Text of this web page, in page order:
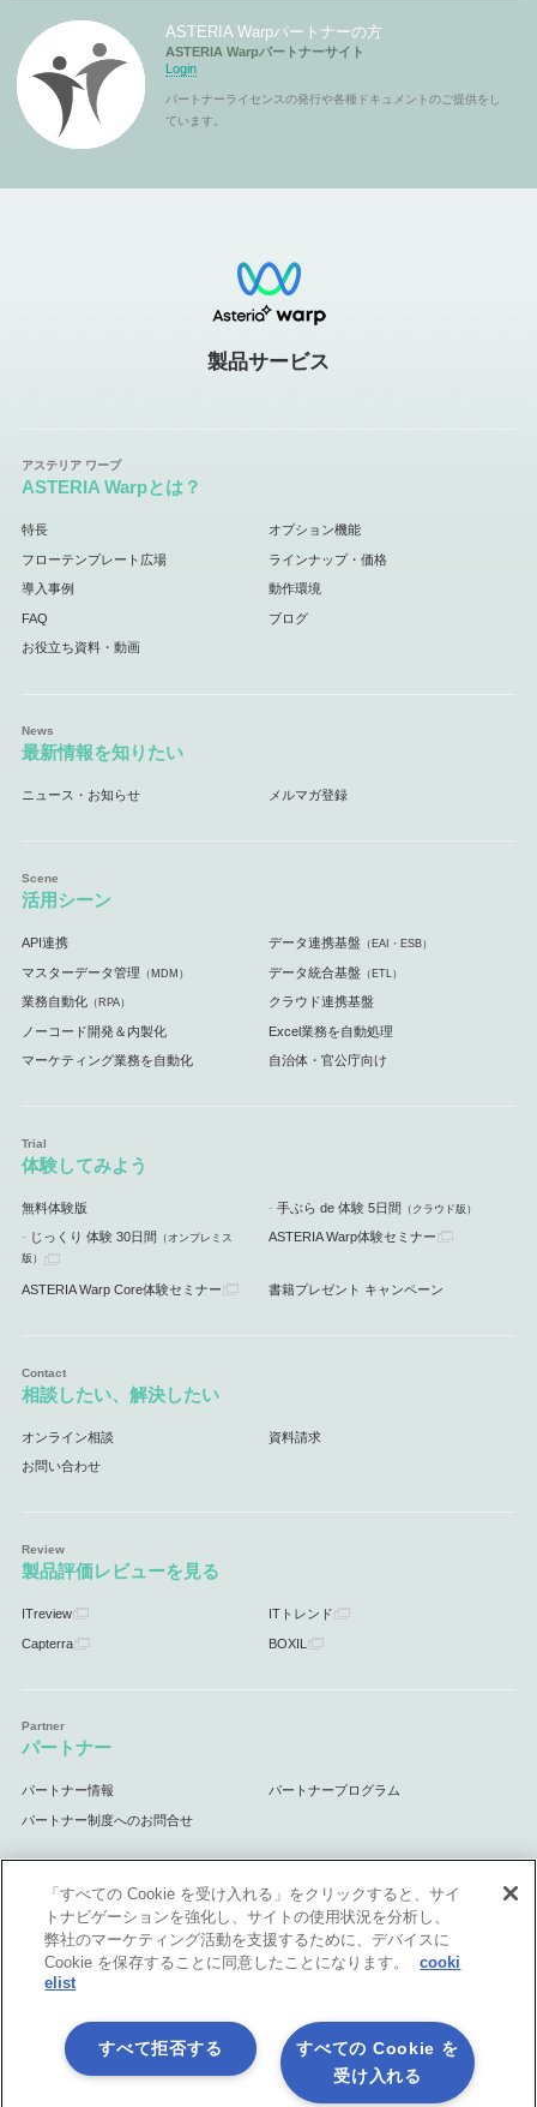
ASTERIA Warpパートナーの方
ASTERIA Warpパートナーサイト
Login
パートナーライセンスの発行や各種ドキュメントのご提供をし
ています。
製品サービス
ASTERIA Warpとは？
特長 オプション機能
フローテンプレート広場 ラインナップ・価格
導入事例 動作環境
FAQ ブログ
お役立ち資料・動画
最新情報を知りたい
ニュース・お知らせ メルマガ登録
活用シーン
API連携 データ連携基盤 （EAI・ESB）
マスターデータ管理 （MDM） データ統合基盤 （ETL）
業務自動化（RPA） クラウド連携基盤
ノーコード開発＆内製化 Excel業務を自動処理
マーケティング業務を自動化 自治体・官公庁向け
体験してみよう
無料体験版 手ぶら de 体験 5日間 （クラウド版）
じっくり 体験 30日間 （オンプレミス
版）
ASTERIA Warp体験セミナー
ASTERIA Warp Core体験セミナー 書籍プレゼント キャンペーン
相談したい、解決したい
オンライン相談 資料請求
お問い合わせ
製品評価レビューを見る
ITreview ITトレンド
Capterra BOXIL
パートナー
パートナー情報 パートナープログラム
パートナー制度へのお問合せ
サポート
サポート情報
「すべての Cookie を受け入れる」をクリックすると、サイ
トナビゲーションを強化し、サイトの使用状況を分析し、
弊社のマーケティング活動を支援するために、デバイスに
Cookie を保存することに同意したことになります。
cooki
elist
すべての Cookie を
受け入れる
すべて拒否する